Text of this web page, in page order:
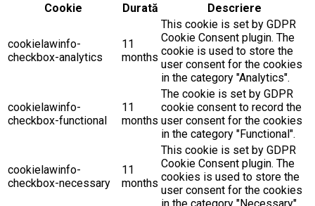
Cookie
Durată Descriere
cookielawinfo-
checkbox-analytics
11
months
This cookie is set by GDPR
Cookie Consent plugin. The
cookie is used to store the
user consent for the cookies
in the category "Analytics".
cookielawinfo-
checkbox-functional
11
months
The cookie is set by GDPR
cookie consent to record the
user consent for the cookies
in the category "Functional".
cookielawinfo-
checkbox-necessary
11
months
This cookie is set by GDPR
Cookie Consent plugin. The
cookies is used to store the
user consent for the cookies